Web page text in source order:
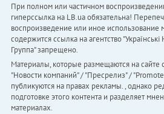
При полном или частичном
гиперссылка на LB.ua обязательна!
воспроизведение или иное использование
содержится ссылка на агентство
Группа" запрещено.
Материалы, которые размещаются на сайте
"Новости компаний" / "Пресрелиз" /
публикуются на правах рекламы. , однако
подготовке этого контента и разделяет
материалах.